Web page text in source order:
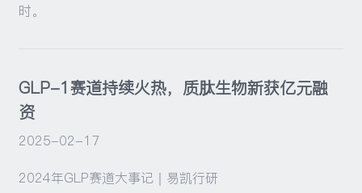
时。
GLP-1赛道持续火热，质肽生物新获亿元融
资
2025-02-17
2024年GLP赛道大事记｜易凯行研